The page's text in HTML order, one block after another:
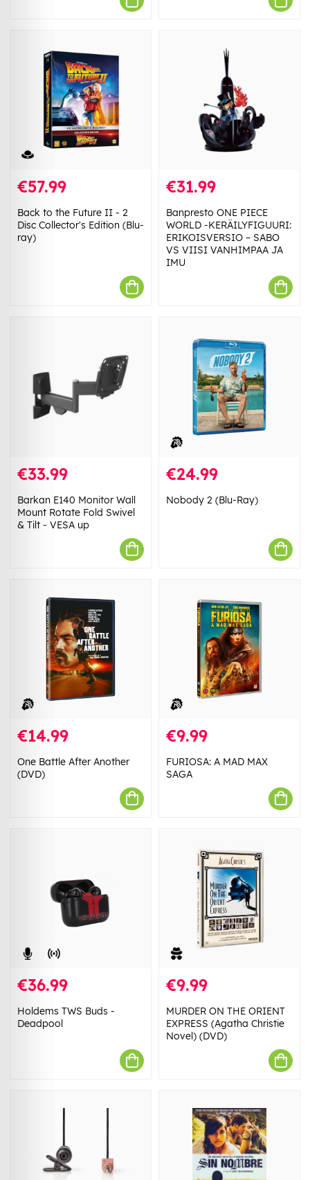
€57.99
Back to the Future II - 2
Disc Collector's Edition (Blu-
ray)
€31.99
Banpresto ONE PIECE
WORLD -KERÄILYFIGUURI:
ERIKOISVERSIO – SABO
VS VIISI VANHIMPAA JA
IMU
€33.99
Barkan E140 Monitor Wall
Mount Rotate Fold Swivel
& Tilt - VESA up
€24.99
Nobody 2 (Blu-Ray)
€14.99
One Battle After Another
(DVD)
€9.99
FURIOSA: A MAD MAX
SAGA
€36.99
Holdems TWS Buds -
Deadpool
€9.99
MURDER ON THE ORIENT
EXPRESS (Agatha Christie
Novel) (DVD)